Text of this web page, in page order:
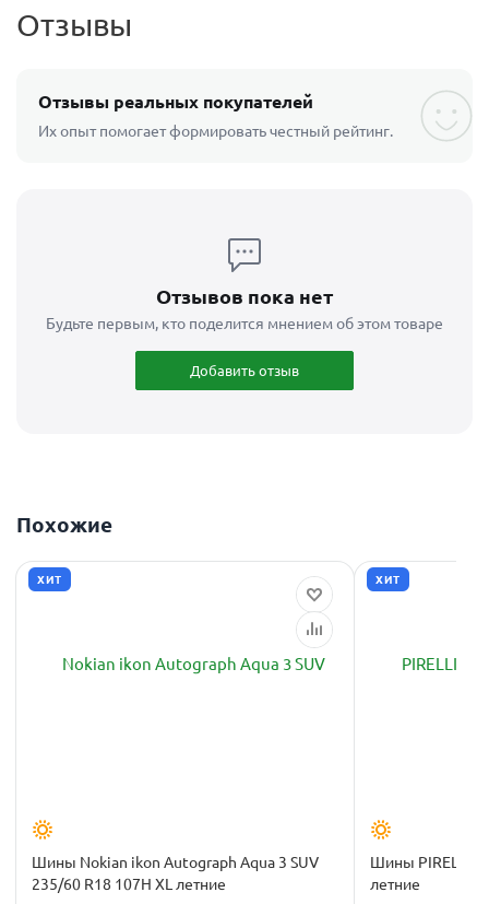
Отзывы
Отзывы реальных покупателей
Их опыт помогает формировать честный рейтинг.
Отзывов пока нет
Будьте первым, кто поделится мнением об этом товаре
Добавить отзыв
Похожие
ХИТ
Шины Nokian ikon Autograph Aqua 3 SUV
235/60 R18 107H XL летние
ХИТ
Шины PIRELLI
летние